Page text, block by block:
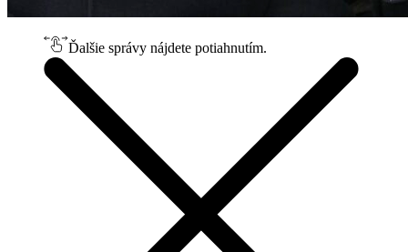
Ďalšie správy nájdete potiahnutím.